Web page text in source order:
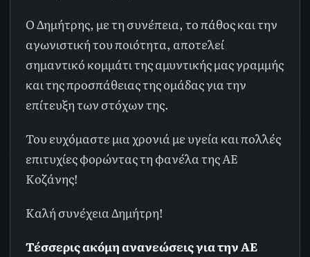
Ο Δημήτρης, με τη συνέπεια, το πάθος και την
αγωνιστική του ποιότητα, αποτελεί
σημαντικό κομμάτι της αμυντικής μας γραμμής
και της προσπάθειας της ομάδας για την
επίτευξη των στόχων της.
Του ευχόμαστε μια χρονιά με υγεία και πολλές
επιτυχίες φορώντας τη φανέλα της ΑΕ
Κοζάνης!
Καλή συνέχεια Δημήτρη!
Τέσσερις ακόμη ανανεώσεις για την ΑΕ